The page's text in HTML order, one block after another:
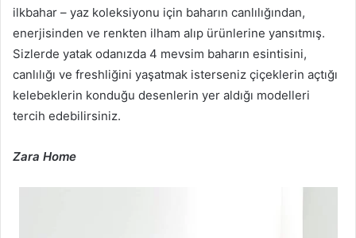
ilkbahar – yaz koleksiyonu için baharın canlılığından,
enerjisinden ve renkten ilham alıp ürünlerine yansıtmış.
Sizlerde yatak odanızda 4 mevsim baharın esintisini,
canlılığı ve freshliğini yaşatmak isterseniz çiçeklerin açtığı
kelebeklerin konduğu desenlerin yer aldığı modelleri
tercih edebilirsiniz.
Zara Home